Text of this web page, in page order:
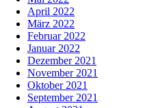
April 2022
März 2022
Februar 2022
Januar 2022
Dezember 2021
November 2021
Oktober 2021
September 2021